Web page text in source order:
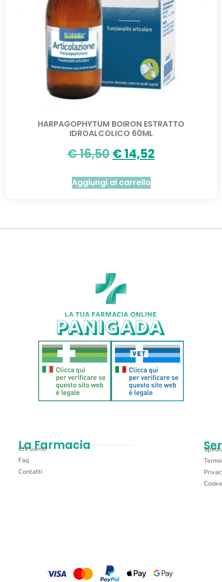
HARPAGOPHYTUM BOIRON ESTRATTO
IDROALCOLICO 60ML
€16,50 €14,52
Aggiungi al carrello
La Farmacia
Chi siamo
Faq
Contatti